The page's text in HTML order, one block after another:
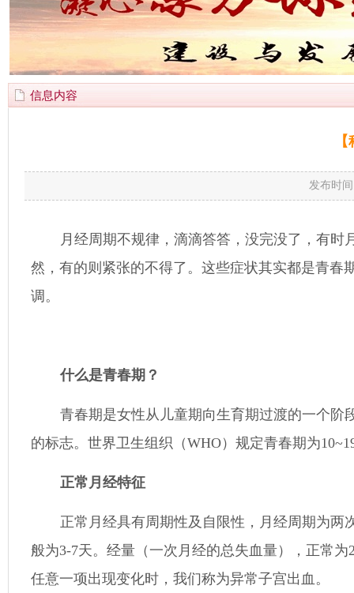
信息内容
发布时
月经周期不规律，滴滴答答，没完没了，有时
然，有的则紧张的不得了。这些症状其实都是青春
调。
什么是青春期？
青春期是女性从儿童期向生育期过渡的一个
的标志。世界卫生组织（WHO）规定青春期为
正常月经特征
正常月经具有周期性及自限性，月经周期为
般为3-7天。经量（一次月经的总失血量），正常
任意一项出现变化时，我们称为异常子宫出血。